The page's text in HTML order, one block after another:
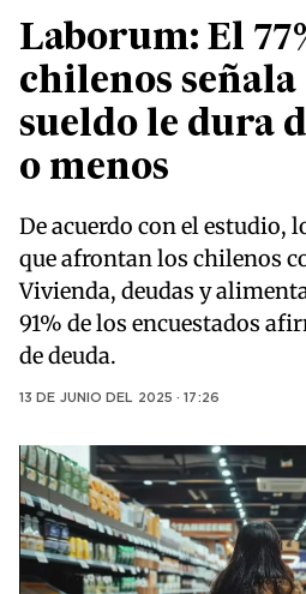
Laborum: El
chilenos señala
sueldo le dura
o menos
De acuerdo con el estudio,
que afrontan los chilenos
Vivienda, deudas y
91% de los encuestados
de deuda.
13 DE JUNIO DEL 2025 · 17:26